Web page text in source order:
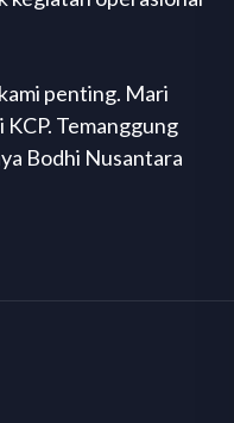
penting. Mari
Temanggung
Bodhi Nusantara